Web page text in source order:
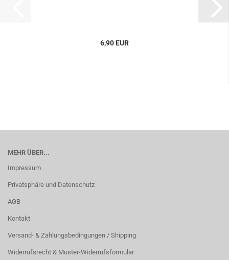
6,90 EUR
MEHR ÜBER...
Impressum
Privatsphäre und Datenschutz
AGB
Kontakt
Versand- & Zahlungsbedingungen / Shipping
Widerrufsrecht & Muster-Widerrufsformular